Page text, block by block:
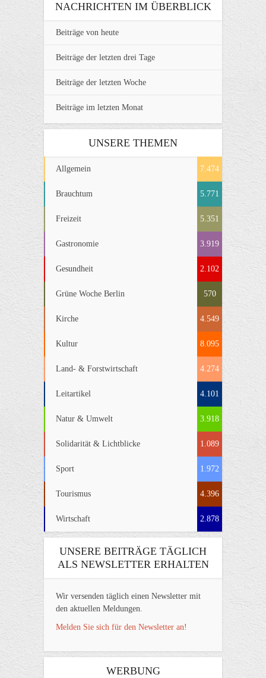
NACHRICHTEN IM ÜBERBLICK
Beiträge von heute
Beiträge der letzten drei Tage
Beiträge der letzten Woche
Beiträge im letzten Monat
UNSERE THEMEN
Allgemein 7.474
Brauchtum 5.771
Freizeit 5.351
Gastronomie 3.919
Gesundheit 2.102
Grüne Woche Berlin 570
Kirche 4.549
Kultur 8.095
Land- & Forstwirtschaft 4.274
Leitartikel 4.101
Natur & Umwelt 3.918
Solidarität & Lichtblicke 1.089
Sport 1.972
Tourismus 4.396
Wirtschaft 2.878
UNSERE BEITRÄGE TÄGLICH
ALS NEWSLETTER ERHALTEN
Wir versenden täglich einen Newsletter mit
den aktuellen Meldungen.
Melden Sie sich für den Newsletter an!
WERBUNG